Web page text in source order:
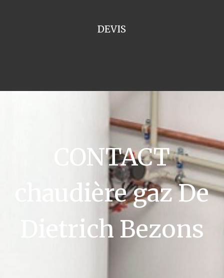
DEVIS
CONTACT
chaudière gaz De
Dietrich Bezons